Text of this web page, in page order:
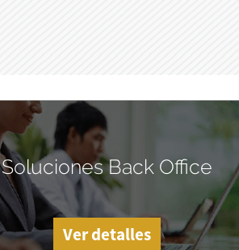
Soluciones Back Office
Ver detalles